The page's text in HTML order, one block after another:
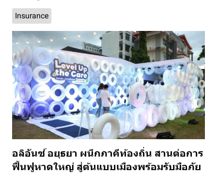
Insurance
อลิอันซ์ อยุธยา ผนึกภาคีท้องถิ่น สานต่อการ
ฟื้นฟูหาดใหญ่ สู่ต้นแบบเมืองพร้อมรับมือภัย